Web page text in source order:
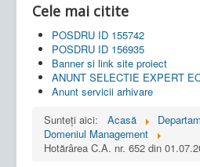
Cele mai citite
POSDRU ID 155742
POSDRU ID 156935
Banner si link site proiect
ANUNT SELECTIE EXPERT
Anunt servicii arhivare
Sunteți aici:
Acasă
Domeniul Management
Hotărârea C.A. nr. 652 din